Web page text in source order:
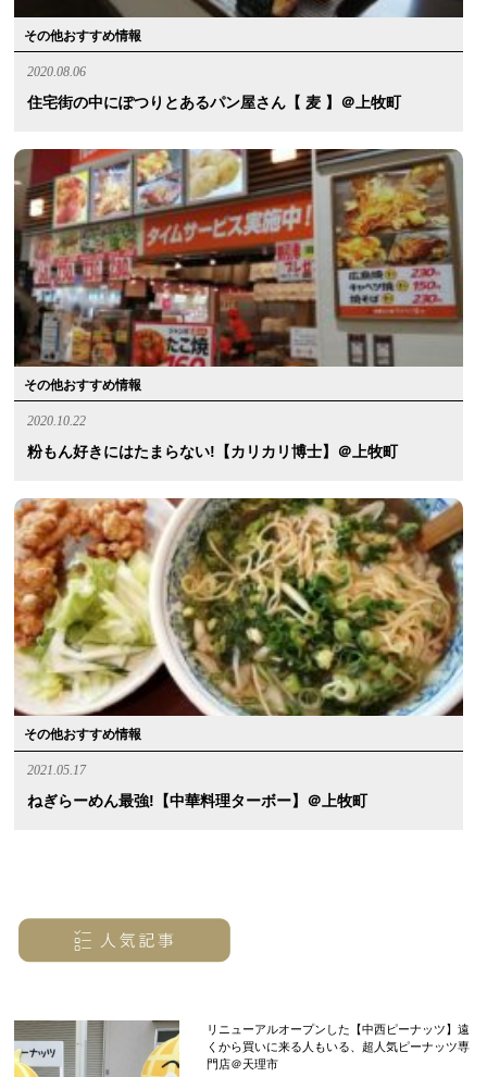
その他おすすめ情報
2020.08.06
住宅街の中にぽつりとあるパン屋さん【 麦 】＠上牧町
その他おすすめ情報
2020.10.22
粉もん好きにはたまらない!【カリカリ博士】＠上牧町
その他おすすめ情報
2021.05.17
ねぎらーめん最強!【中華料理ターボー】＠上牧町
リニューアルオープンした【中西ピーナッツ】遠
くから買いに来る人もいる、超人気ピーナッツ専
門店＠天理市